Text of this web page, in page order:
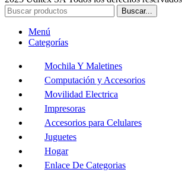
Buscar...
Menú
Categorías
Mochila Y Maletines
Computación y Accesorios
Movilidad Electrica
Impresoras
Accesorios para Celulares
Juguetes
Hogar
Enlace De Categorias